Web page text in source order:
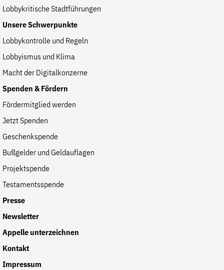
Lobbykritische Stadtführungen
Unsere Schwerpunkte
Lobbykontrolle und Regeln
Lobbyismus und Klima
Macht der Digitalkonzerne
Spenden & Fördern
Fördermitglied werden
Jetzt Spenden
Geschenkspende
Bußgelder und Geldauflagen
Projektspende
Testamentsspende
Presse
Newsletter
Appelle unterzeichnen
Kontakt
Impressum